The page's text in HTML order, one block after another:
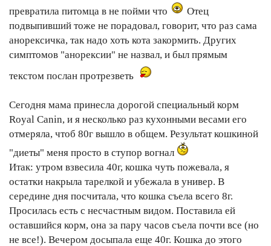
превратила питомца в не пойми что
Отец
подвыпивший тоже не порадовал, говорит, что раз сама
анорексичка, так надо хоть кота закормить. Других
симптомов "анорексии" не назвал, и был прямым
текстом послан протрезветь
Сегодня мама принесла дорогой специальный корм
Royal Canin, и я несколько раз кухонными весами его
отмеряла, чтоб 80г вышло в общем. Результат кошкиной
"диеты" меня просто в ступор вогнал
Итак: утром взвесила 40г, кошка чуть пожевала, я
остатки накрыла тарелкой и убежала в универ. В
середине дня посчитала, что кошка съела всего 8г.
Просилась есть с несчастным видом. Поставила ей
оставшийся корм, она за пару часов съела почти все (но
не все!). Вечером досыпала еще 40г. Кошка до этого